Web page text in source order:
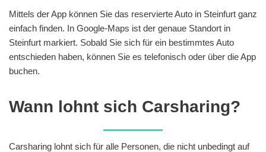
Mittels der App können Sie das reservierte Auto in Steinfurt ganz
einfach finden. In Google-Maps ist der genaue Standort in
Steinfurt markiert. Sobald Sie sich für ein bestimmtes Auto
entschieden haben, können Sie es telefonisch oder über die App
buchen.
Wann lohnt sich Carsharing?
Carsharing lohnt sich für alle Personen, die nicht unbedingt auf